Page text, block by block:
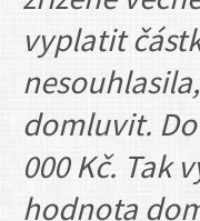
vyplatit
domluvit.
000 Kč. Tak
hodnota